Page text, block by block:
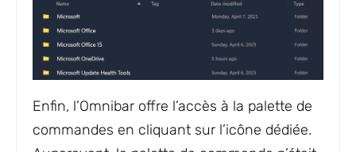
Enfin, l’Omnibar offre l’accès à la palette de
commandes en cliquant sur l’icône dédiée.